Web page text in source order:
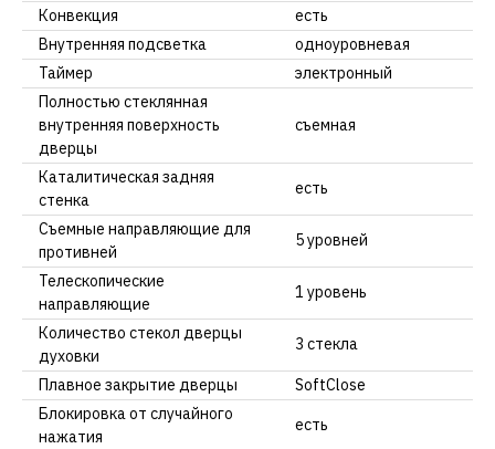
Конвекция
есть
Внутренняя подсветка
одноуровневая
Таймер
электронный
Полностью стеклянная
внутренняя поверхность
дверцы
съемная
Каталитическая задняя
стенка
есть
Съемные направляющие для
противней
5 уровней
Телескопические
направляющие
1 уровень
Количество стекол дверцы
духовки
3 стекла
Плавное закрытие дверцы
SoftClose
Блокировка от случайного
нажатия
есть